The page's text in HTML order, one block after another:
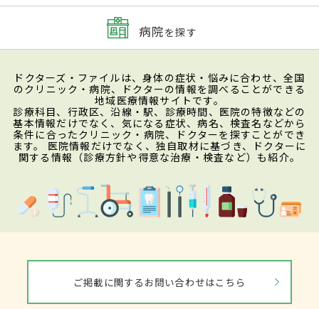
病院を探す
ドクターズ・ファイルは、身体の症状・悩みに合わせ、全国
のクリニック・病院、ドクターの情報を調べることができる
地域医療情報サイトです。
診療科目、行政区、沿線・駅、診療時間、医院の特徴などの
基本情報だけでなく、気になる症状、病名、検査名などから
条件に合ったクリニック・病院、ドクターを探すことができ
ます。 医院情報だけでなく、独自取材に基づき、ドクターに
関する情報（診療方針や得意な治療・検査など）も紹介。
ご掲載に関するお問い合わせはこちら